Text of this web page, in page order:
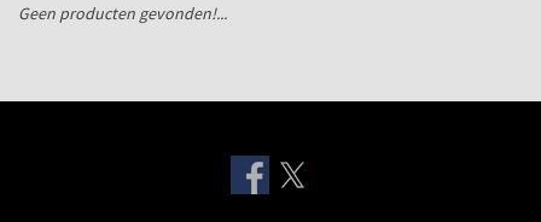
Geen producten gevonden!...